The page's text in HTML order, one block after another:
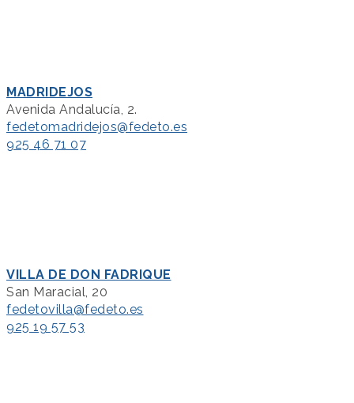
MADRIDEJOS
Avenida Andalucía, 2.
fedetomadridejos@fedeto.es
925 46 71 07
VILLA DE DON FADRIQUE
San Maracial, 20
fedetovilla@fedeto.es
925 19 57 53